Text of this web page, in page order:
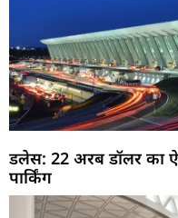
डलेस: 22 अरब डॉलर का
पार्किंग